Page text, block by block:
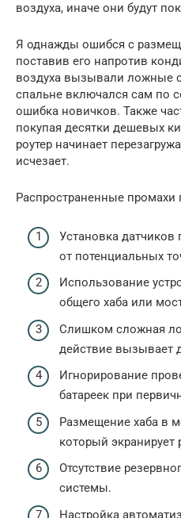
воздуха, иначе они будут
Я однажды ошибся с
поставив его напротив
воздуха вызывали ложные
спальне включался сам по
ошибка новичков. Также
покупая десятки дешевых
роутер начинает
исчезает.
Распространенные промахи
Установка
от потенциальных
Использование
общего хаба или
Слишком сложная
действие вызывает
Игнорирование
батареек при
Размещение хаба в
который экранирует
Отсутствие
системы.
Настройка